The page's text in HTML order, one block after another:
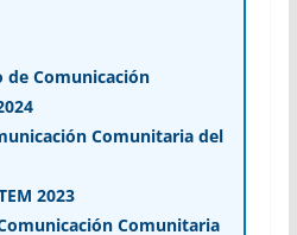
de Comunicación
Comunitaria del
2023
Comunitaria